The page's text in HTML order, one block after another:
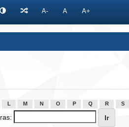
A- A A+
L M N O P Q R S